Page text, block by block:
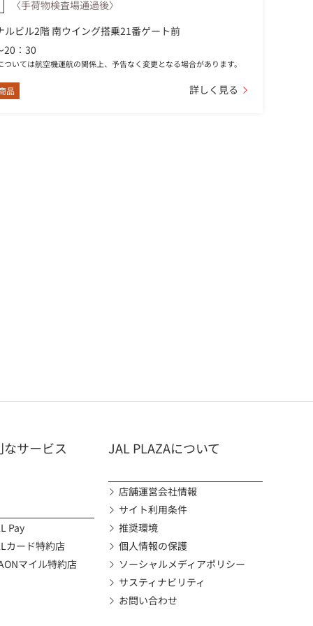
〈手荷物検査場通過後〉
ルビル2階 南ウイング搭乗21番ゲート前
20：30
ついては航空機運航の関係上、予告なく変更となる場合があります。
品 詳しく見る
なサービス
Pay
カード特約店
マイル特約店
JAL PLAZAについて
店舗運営会社情報
サイト利用条件
推奨環境
個人情報の保護
ソーシャルメディアポリシー
サスティナビリティ
お問い合わせ